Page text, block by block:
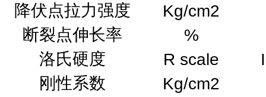
降伏点拉力强度
Kg/cm2
断裂点伸长率
%
洛氏硬度
R scale
刚性系数
Kg/cm2